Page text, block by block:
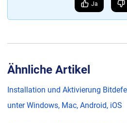
Ja
Ähnliche Artikel
Installation und Aktivierung
unter Windows, Mac, Android, iOS